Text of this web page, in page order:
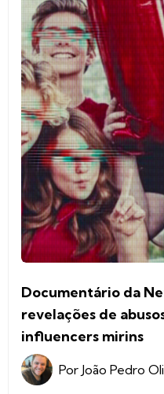
Documentário da
revelações de
influencers mirins
Por João Pedro